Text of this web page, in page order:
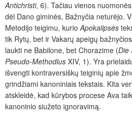
Antichristi, 6). Tačiau vienos
dėl Dano giminės, Bažnyčia neturėjo.
Metodijo teigimu, kurioApokalipsės
tik Rytų, bet ir Vakarų apeigų
laukti ne Babilone, bet Chorazime (Die
Pseudo-Methodius XIV, 1). Yra
išvengti kontraversiškų teiginių apie
grindžiami kanoniniais tekstais. Kita
atskleidė, kad kūrybos procese Ava
kanoninio siužeto ignoravimą.